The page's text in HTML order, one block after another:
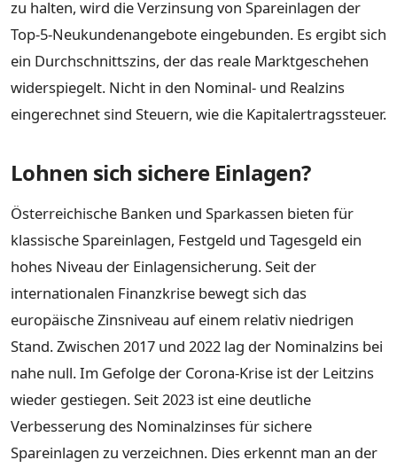
zu halten, wird die Verzinsung von Spareinlagen der
Top-5-Neukundenangebote eingebunden. Es ergibt sich
ein Durchschnittszins, der das reale Marktgeschehen
widerspiegelt. Nicht in den Nominal- und Realzins
eingerechnet sind Steuern, wie die Kapitalertragssteuer.
Lohnen sich sichere Einlagen?
Österreichische Banken und Sparkassen bieten für
klassische Spareinlagen, Festgeld und Tagesgeld ein
hohes Niveau der Einlagensicherung. Seit der
internationalen Finanzkrise bewegt sich das
europäische Zinsniveau auf einem relativ niedrigen
Stand. Zwischen 2017 und 2022 lag der Nominalzins bei
nahe null. Im Gefolge der Corona-Krise ist der Leitzins
wieder gestiegen. Seit 2023 ist eine deutliche
Verbesserung des Nominalzinses für sichere
Spareinlagen zu verzeichnen. Dies erkennt man an der